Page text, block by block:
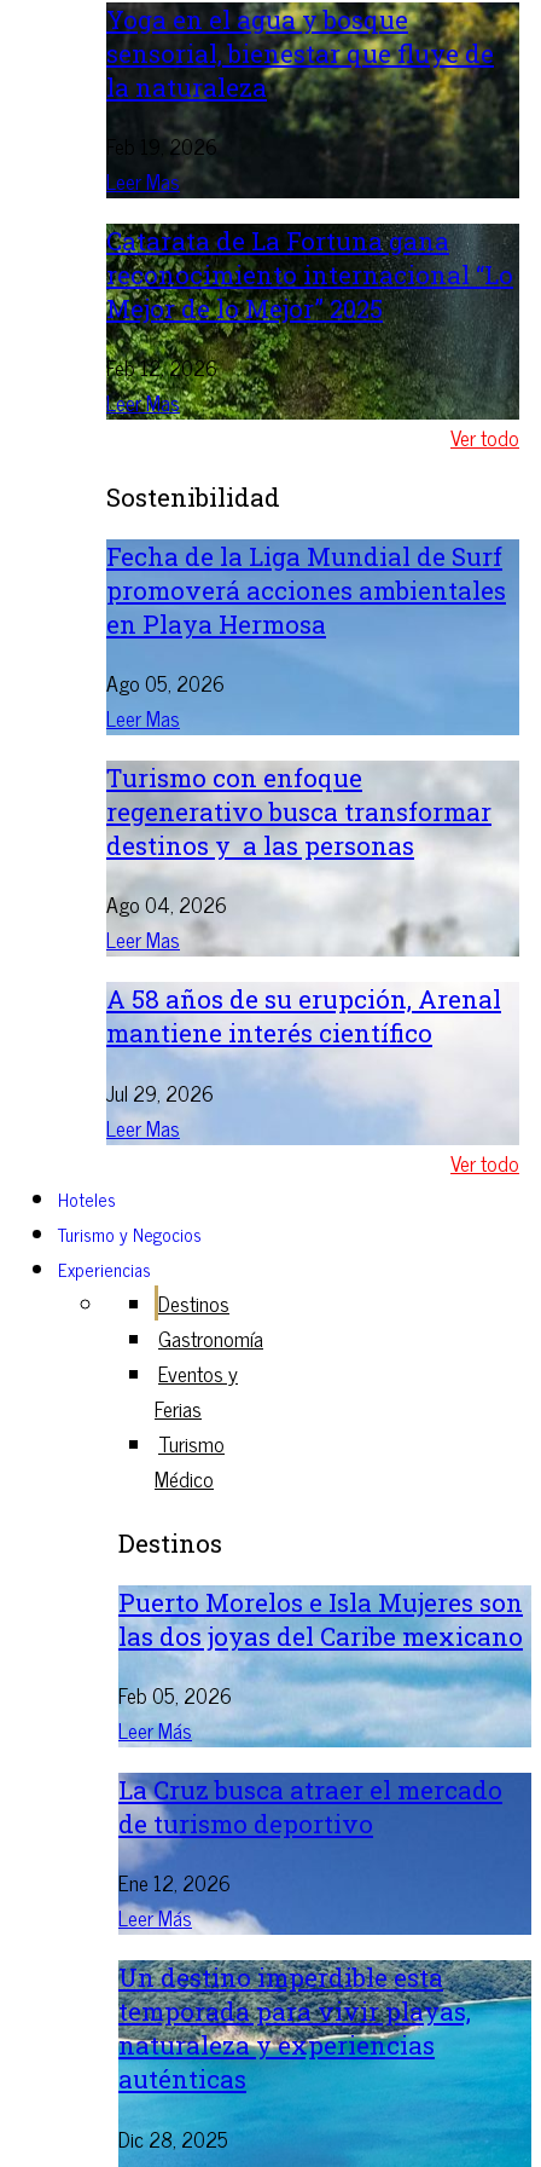
Yoga en el agua y bosque
sensorial, bienestar que fluye de
la naturaleza
Feb 19, 2026
Leer Mas
Catarata de La Fortuna gana
reconocimiento internacional “Lo
Mejor de lo Mejor” 2025
Feb 12, 2026
Leer Mas
Ver todo
Sostenibilidad
Fecha de la Liga Mundial de Surf
promoverá acciones ambientales
en Playa Hermosa
Ago 05, 2026
Leer Mas
Turismo con enfoque
regenerativo busca transformar
destinos y a las personas
Ago 04, 2026
Leer Mas
A 58 años de su erupción, Arenal
mantiene interés científico
Jul 29, 2026
Leer Mas
Ver todo
Hoteles
Turismo y Negocios
Experiencias
Destinos
Gastronomía
Eventos y
Ferias
Turismo
Médico
Destinos
Puerto Morelos e Isla Mujeres son
las dos joyas del Caribe mexicano
Feb 05, 2026
Leer Más
La Cruz busca atraer el mercado
de turismo deportivo
Ene 12, 2026
Leer Más
Un destino imperdible esta
temporada para vivir playas,
naturaleza y experiencias
auténticas
Dic 28, 2025